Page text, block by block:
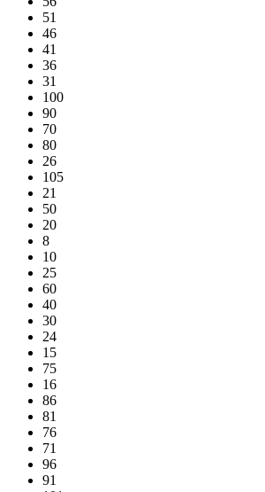
51
46
41
36
31
100
90
70
80
26
105
21
50
20
8
10
25
60
40
30
24
15
75
16
86
81
76
71
96
91